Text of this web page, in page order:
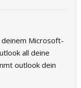
Microsoft-
all deine
outlook dein